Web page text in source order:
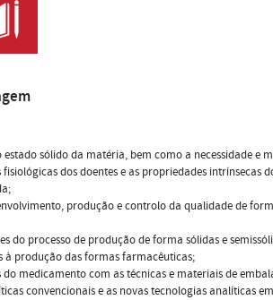
estado sólido da matéria, bem como a necessidade
dos doentes e as propriedades
produção e controlo da qualidade de
do processo de produção de forma sólidas e
à produção das formas farmacêuticas;
medicamento com as técnicas e materiais de
convencionais e as novas tecnologias analíticas